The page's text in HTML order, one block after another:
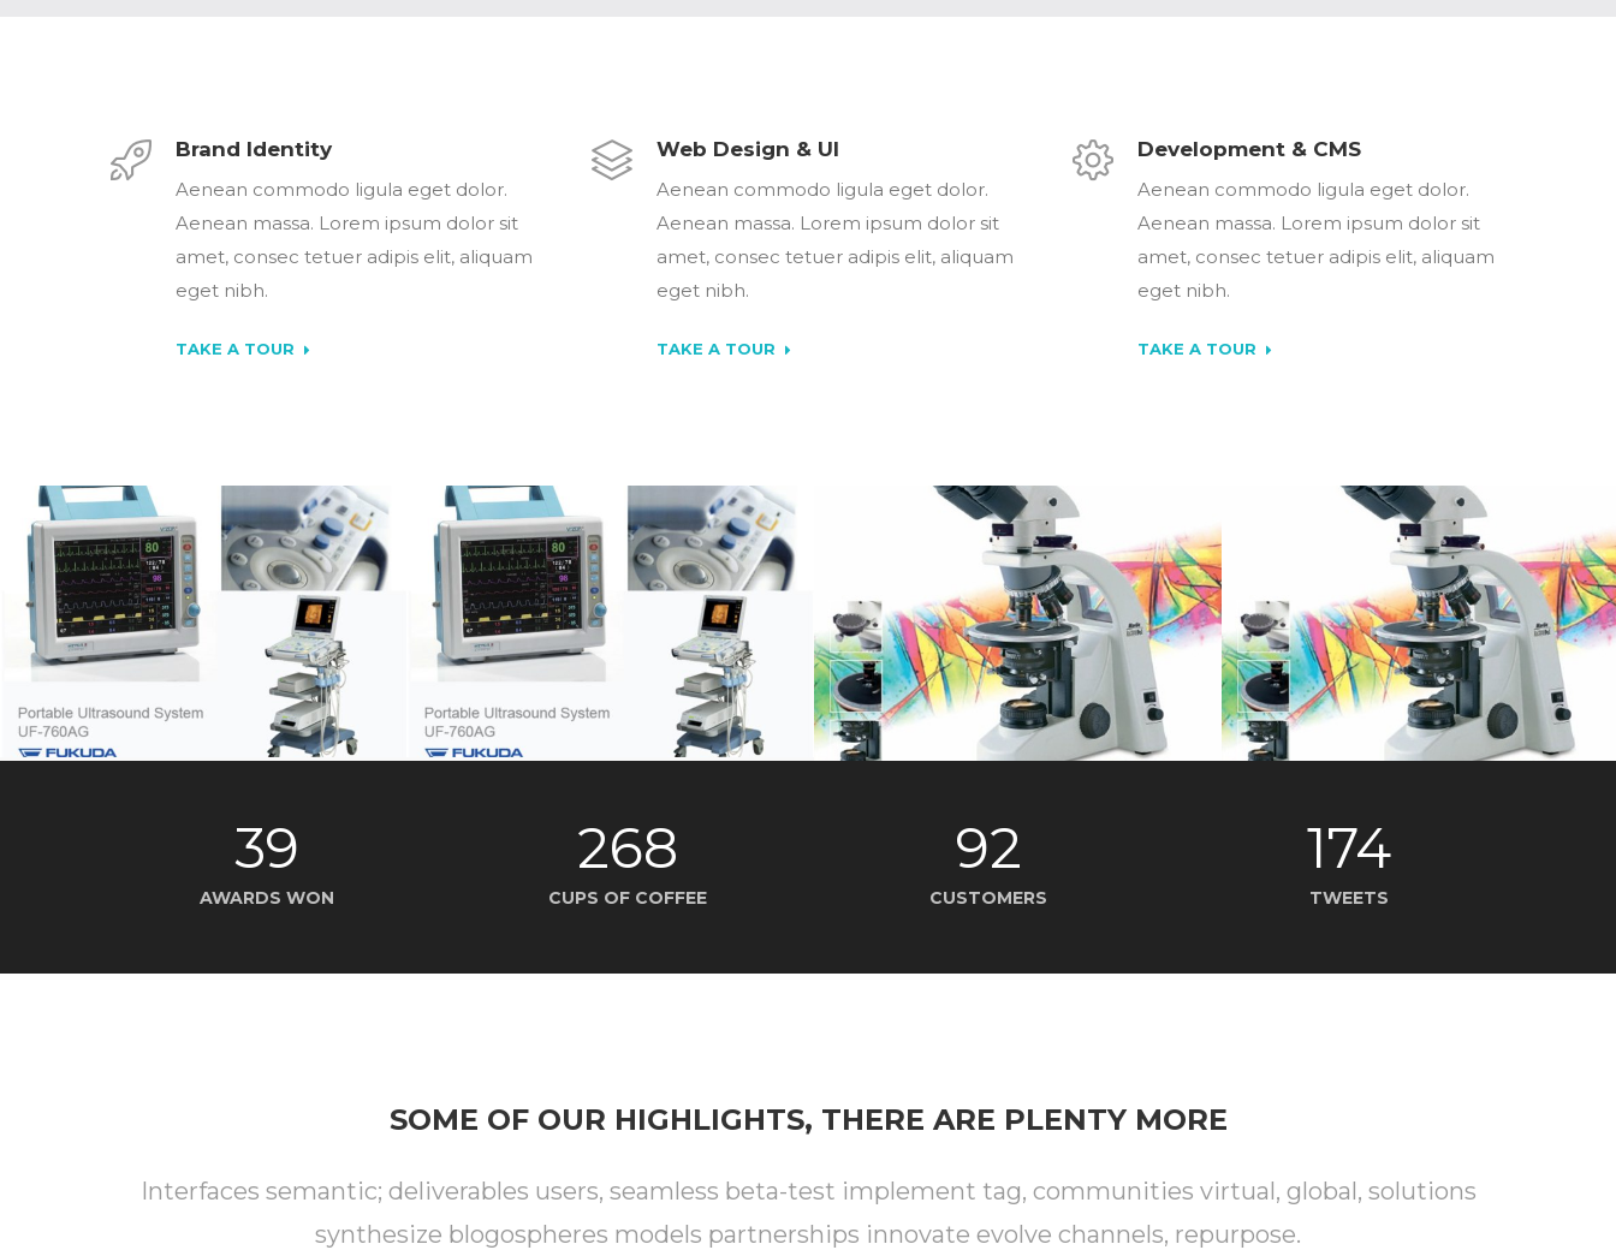
Brand Identity
Aenean commodo ligula eget dolor.
Aenean massa. Lorem ipsum dolor sit
amet, consec tetuer adipis elit, aliquam
eget nibh.
TAKE A TOUR
Web Design & UI
Aenean commodo ligula eget dolor.
Aenean massa. Lorem ipsum dolor sit
amet, consec tetuer adipis elit, aliquam
eget nibh.
TAKE A TOUR
Development & CMS
Aenean commodo ligula eget dolor.
Aenean massa. Lorem ipsum dolor sit
amet, consec tetuer adipis elit, aliquam
eget nibh.
TAKE A TOUR
39
AWARDS WON
268
CUPS OF COFFEE
92
CUSTOMERS
174
TWEETS
SOME OF OUR HIGHLIGHTS, THERE ARE PLENTY MORE
Interfaces semantic; deliverables users, seamless beta-test implement tag, communities virtual, global, solutions
synthesize blogospheres models partnerships innovate evolve channels, repurpose.